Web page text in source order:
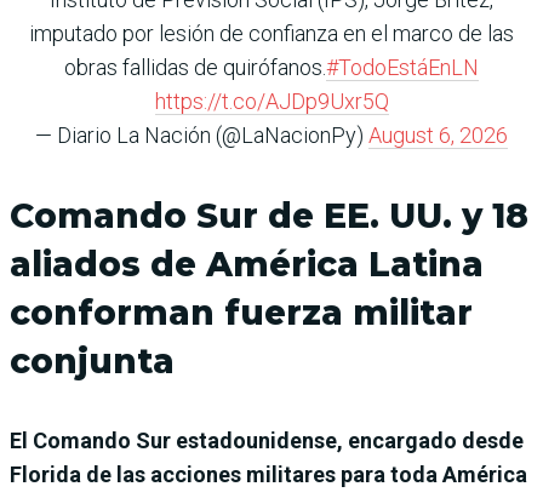
imputado por lesión de confianza en el marco de las
obras fallidas de quirófanos.#TodoEstáEnLN
https://t.co/AJDp9Uxr5Q
— Diario La Nación (@LaNacionPy) August 6, 2026
Comando Sur de EE. UU. y 18
aliados de América Latina
conforman fuerza militar
conjunta
El Comando Sur estadounidense, encargado desde
Florida de las acciones militares para toda América